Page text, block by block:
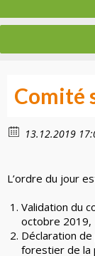
Comité
13.12.2019
L’ordre du jour
Validation du
octobre 2019,
Déclaration
forestier de la